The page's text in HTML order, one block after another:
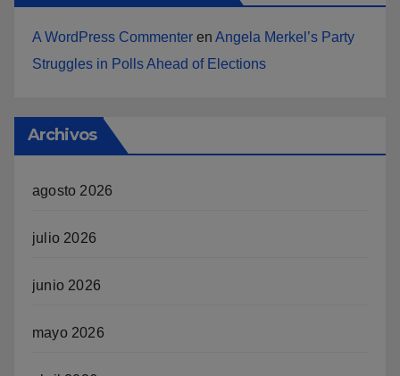
A WordPress Commenter en Angela Merkel’s Party
Struggles in Polls Ahead of Elections
Archivos
agosto 2026
julio 2026
junio 2026
mayo 2026